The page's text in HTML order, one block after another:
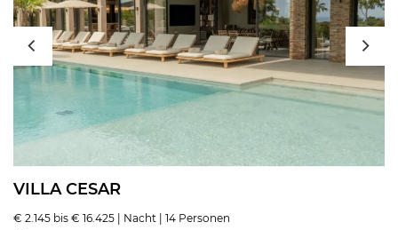
VILLA CESAR
€ 2.145 bis € 16.425 | Nacht | 14 Personen